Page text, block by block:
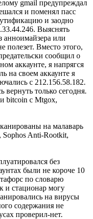
gmail предупреждал
и поменял пасс
и заодно
Выяснять
анноимайзера или
полезет. Вместо этого,
сообщил о
аккаунте, я напрягся
на своем аккаунте я
с 212.156.58.182.
вернуть только сегодня.
bitcoin с Mtgox,
на малаварь
Anti-Rootkit,
без
были не короче 10
по словарю
и стационар могу
на вирусы
содержания не
проверил-нет.